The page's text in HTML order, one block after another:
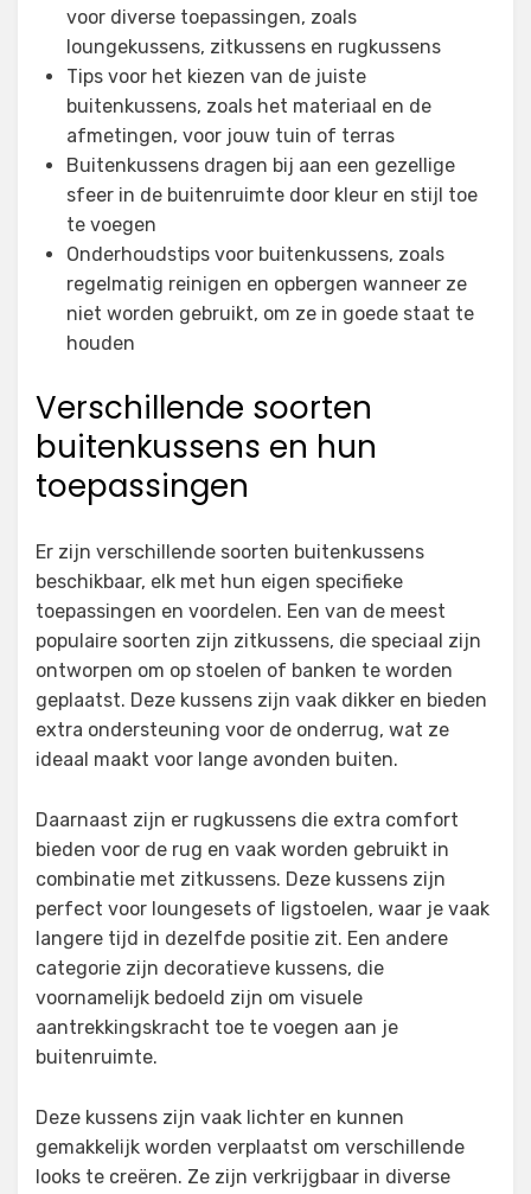
voor diverse toepassingen, zoals
loungekussens, zitkussens en rugkussens
Tips voor het kiezen van de juiste
buitenkussens, zoals het materiaal en de
afmetingen, voor jouw tuin of terras
Buitenkussens dragen bij aan een gezellige
sfeer in de buitenruimte door kleur en stijl toe
te voegen
Onderhoudstips voor buitenkussens, zoals
regelmatig reinigen en opbergen wanneer ze
niet worden gebruikt, om ze in goede staat te
houden
Verschillende soorten
buitenkussens en hun
toepassingen
Er zijn verschillende soorten buitenkussens
beschikbaar, elk met hun eigen specifieke
toepassingen en voordelen. Een van de meest
populaire soorten zijn zitkussens, die speciaal zijn
ontworpen om op stoelen of banken te worden
geplaatst. Deze kussens zijn vaak dikker en bieden
extra ondersteuning voor de onderrug, wat ze
ideaal maakt voor lange avonden buiten.
Daarnaast zijn er rugkussens die extra comfort
bieden voor de rug en vaak worden gebruikt in
combinatie met zitkussens. Deze kussens zijn
perfect voor loungesets of ligstoelen, waar je vaak
langere tijd in dezelfde positie zit. Een andere
categorie zijn decoratieve kussens, die
voornamelijk bedoeld zijn om visuele
aantrekkingskracht toe te voegen aan je
buitenruimte.
Deze kussens zijn vaak lichter en kunnen
gemakkelijk worden verplaatst om verschillende
looks te creëren. Ze zijn verkrijgbaar in diverse